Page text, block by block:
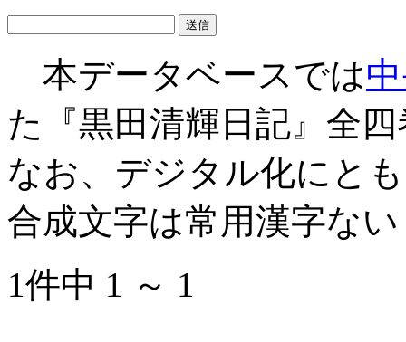
本データベースでは
た『黒田清輝日記』全
なお、デジタル化にと
合成文字は常用漢字な
1件中 1 ～ 1